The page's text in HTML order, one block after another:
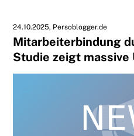
24.10.2025 Persoblogger.de
Mitarbeiterbindung
Studie zeigt